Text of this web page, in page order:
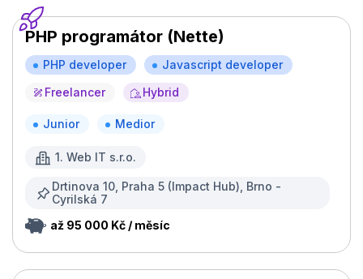
PHP programátor (Nette)
PHP developer
Javascript developer
Freelancer
Hybrid
Junior Medior
1. Web IT s.r.o.
Drtinova 10, Praha 5 (Impact Hub), Brno -
Cyrilská 7
až 95 000 Kč / měsíc